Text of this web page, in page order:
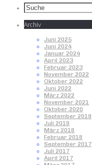
Archiv
Juni 2025
Juni 2024
Januar 2024
April 2023
Februar 2023
November 2022
Oktober 2022
Juni 2022
März 2022
November 2021
Oktober 2020
September 2019
Juli 2019
März 2018
Februar 2018
September 2017
Juli 2017
April 2017